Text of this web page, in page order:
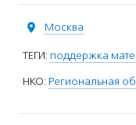
Москва
ТЕГИ: поддержка
НКО: Региональная